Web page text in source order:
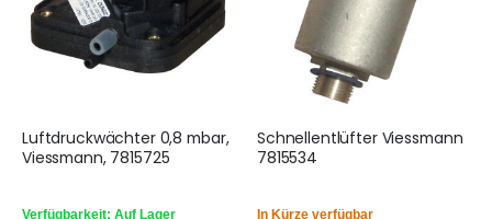
Luftdruckwächter 0,8 mbar,
Viessmann, 7815725
Verfügbarkeit: Auf Lager
Schnellentlüfter Viessmann
7815534
In Kürze verfügbar